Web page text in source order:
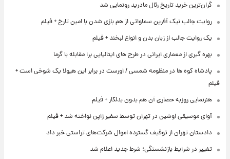
گران‌ترین خرید تاریخ رئال مادرید رونمایی شد
روایت جالب نیک آفرین سماواتی از هم بازی شدن با امین تارخ + فیلم
یک روایت جالب از زبان بدن و انواع لبخند + فیلم
بهره گیری از معماری ایرانی در طرح های ایتالیایی برا مقابله با گرما
پادشاه کوه ها در منظومه شمسی / اورست در برابر این هیولا یک شوخی است +
فیلم
هنرنمایی روزبه حصاری آن هم بدون بدلکار + فیلم
آوای موسیقی اوشین در تهران توسط سفیر ژاپن نواخته شد + فیلم
دادستان تهران از توقیف گسترده اموال شرکت‌های تراستی خبر داد
تغییر در شرایط بازنشستگی؛ شرط جدید اعلام شد